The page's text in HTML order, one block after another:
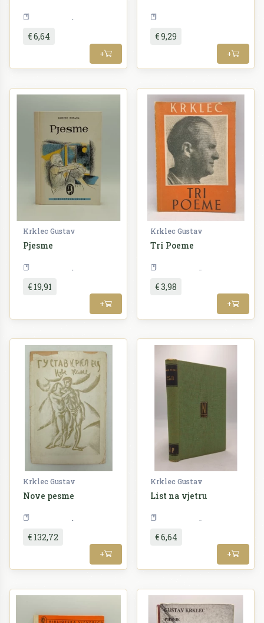
€ 6,64
+
€ 9,29
+
Krklec Gustav
Pjesme
€ 19,91
+
Krklec Gustav
Tri Poeme
€ 3,98
+
Krklec Gustav
Nove pesme
€ 132,72
+
Krklec Gustav
List na vjetru
€ 6,64
+